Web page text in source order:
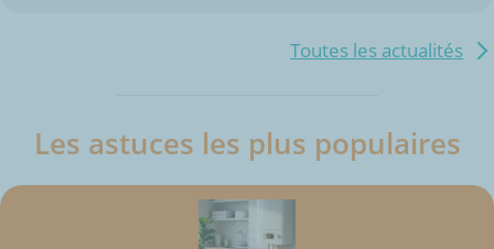
Toutes les actualités
Les astuces les plus populaires